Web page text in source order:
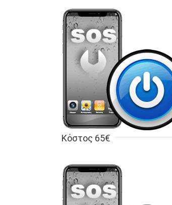
Κόστος 65€